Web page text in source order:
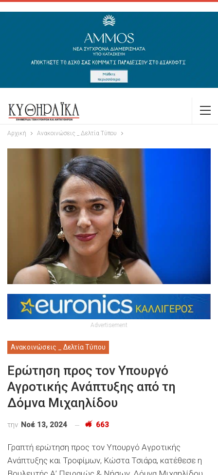
Αρχική Ανακοινώσεις _ Δελτία Τύπου
Advertisement
Ανακοινώσεις _ Δελτία Τύπου
Ερώτηση προς τον Υπουργό
Αγροτικής Ανάπτυξης από τη
Δόμνα Μιχαηλίδου
την Νοέ 13, 2024 663
Γραπτή ερώτηση προς τον Υπουργό Αγροτικής
Ανάπτυξης και Τροφίμων, Κώστα Τσιάρα, κατέθεσε η